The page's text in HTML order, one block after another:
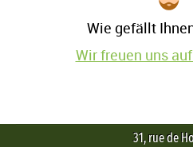
Wie gefällt
Wir freuen uns
31, rue de